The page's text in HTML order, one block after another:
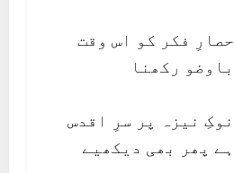
حصارِ فکر کو اس وقت
باوضو رکھنا
نوکِ نیزہ پر سرِ اقدس
ہے پھر بھی دیکھیے